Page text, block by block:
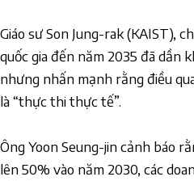
Giáo sư Son Jung-rak (KAIST),
quốc gia đến năm 2035 đã dần
nhưng nhấn mạnh rằng điều
là “thực thi thực tế”.
Ông Yoon Seung-jin cảnh báo
lên 50% vào năm 2030, các